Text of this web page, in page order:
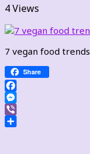
4 Views
7 vegan food trends
Share
Facebook
Messenger
Viber